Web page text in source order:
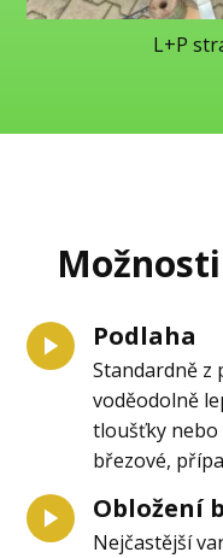
L+P
Podlaha
Standardně z
voděodolně
tloušťky nebo
březové,
Obložení
Nejčastější